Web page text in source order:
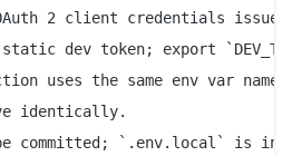
2 client credentials issued
dev token; export
uses the same env var
identically.